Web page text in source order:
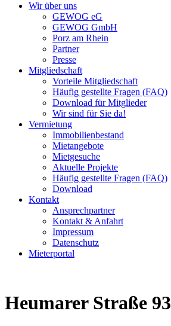
Wir über uns
GEWOG eG
GEWOG GmbH
Porz am Rhein
Partner
Presse
Mitgliedschaft
Vorteile Mitgliedschaft
Häufig gestellte Fragen (FAQ)
Download für Mitglieder
Wir sind für Sie da!
Vermietung
Immobilienbestand
Mietangebote
Mietgesuche
Aktuelle Projekte
Häufig gestellte Fragen (FAQ)
Download
Kontakt
Ansprechpartner
Kontakt & Anfahrt
Impressum
Datenschutz
Mieterportal
Heumarer Straße 93